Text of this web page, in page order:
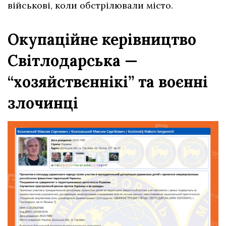
військові, коли обстрілювали місто.
Окупаційне керівництво
Світлодарська —
“хозяйствєннікі” та воєнні
злочинці